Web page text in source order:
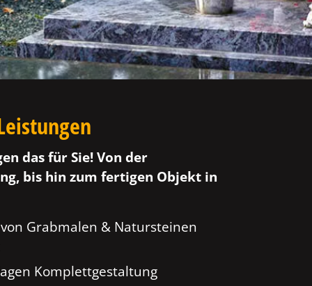
das für Sie! Von der
bis hin zum fertigen Objekt in
Grabmalen & Natursteinen
Komplettgestaltung